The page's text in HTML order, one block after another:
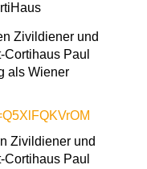
Zivildiener und
Paul
als Wiener
Zivildiener und
Paul